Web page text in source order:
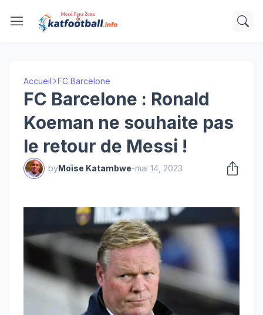
Accueil FC Barcelone
FC Barcelone : Ronald
Koeman ne souhaite pas
le retour de Messi !
byMoïse Katambwe-mai 14, 2023